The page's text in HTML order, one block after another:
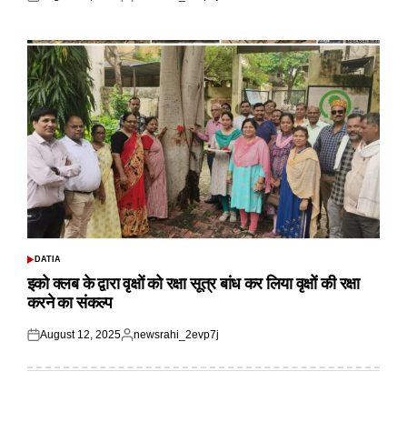
POSTED
DATIA
इको क्लब के द्वारा वृक्षों को रक्षा सूत्र बांध कर लिया वृक्षों की रक्षा
करने का संकल्प
Posted
August 12, 2025
Posted
newsrahi_2evp7j